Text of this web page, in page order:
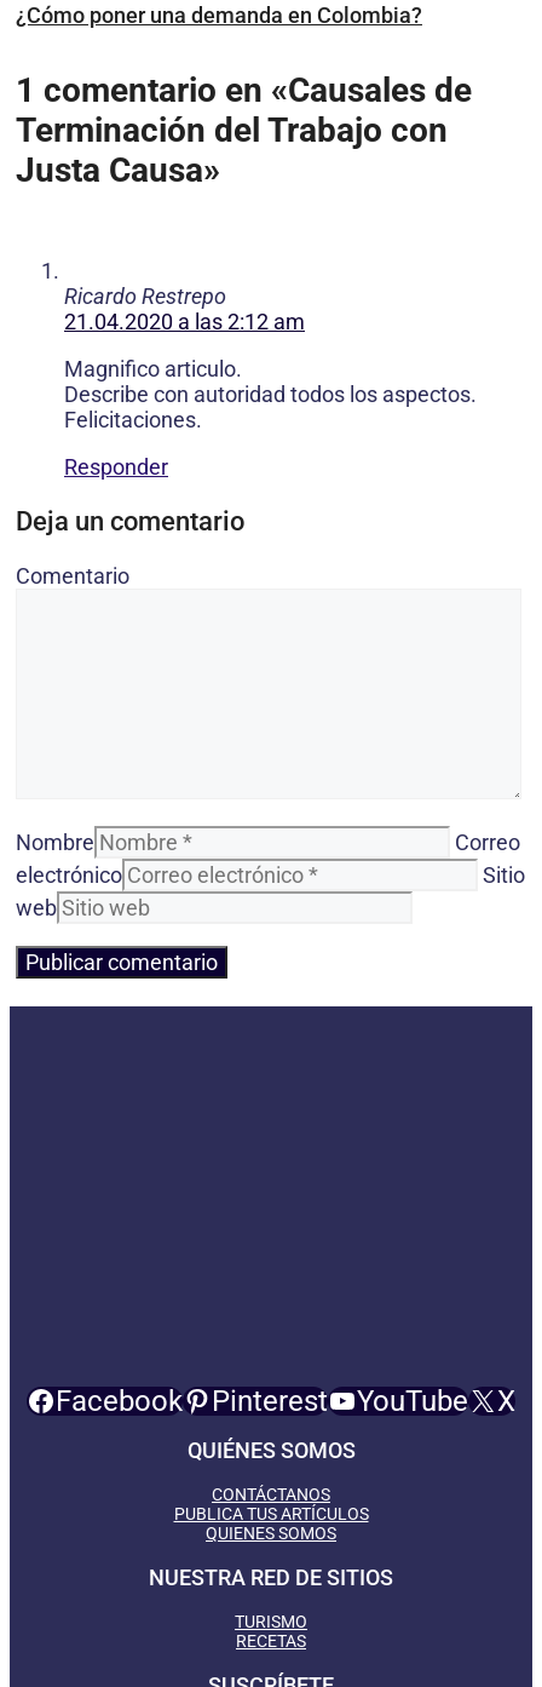
¿Cómo poner una demanda en Colombia?
1 comentario en «Causales de
Terminación del Trabajo con
Justa Causa»
Ricardo Restrepo
21.04.2020 a las 2:12 am
Magnifico articulo.
Describe con autoridad todos los aspectos.
Felicitaciones.
Responder
Deja un comentario
Comentario
Nombre
Correo
electrónico
Sitio
web
Facebook Pinterest YouTube X
QUIÉNES SOMOS
CONTÁCTANOS
PUBLICA TUS ARTÍCULOS
QUIENES SOMOS
NUESTRA RED DE SITIOS
TURISMO
RECETAS